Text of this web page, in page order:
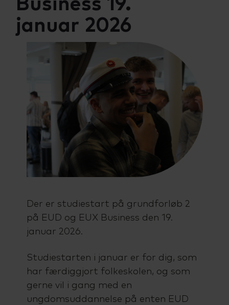
Business 19.
januar 2026
Der er studiestart på grundforløb 2
på EUD og EUX Business den 19.
januar 2026.
Studiestarten i januar er for dig, som
har færdiggjort folkeskolen, og som
gerne vil i gang med en
ungdomsuddannelse på enten EUD
Almen voksenuddannelse (AVU)
Ordblindeundervisning (OBU)
Talenttilbud